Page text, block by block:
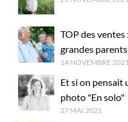
TOP des ventes
grandes parents
14 NOVEMBRE 2021
Et si on pensait
photo "En solo"
27 MAI 2021